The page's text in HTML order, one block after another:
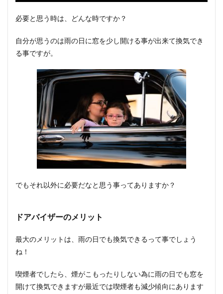
必要と思う時は、どんな時ですか？
自分が思うのは雨の日に窓を少し開ける事が出来て換気でき
る事ですが。
でもそれ以外に必要だなと思う事ってありますか？
ドアバイザーのメリット
最大のメリットは、雨の日でも換気できるって事でしょう
ね！
喫煙者でしたら、煙がこもったりしない為に雨の日でも窓を
開けて換気できますが最近では喫煙者も減少傾向にあります